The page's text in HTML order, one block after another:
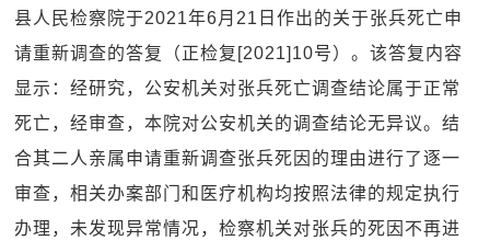
县人民检察院于2021年6月21日作出的关于张兵死亡申
请重新调查的答复（正检复[2021]10号）。该答复内容
显示：经研究，公安机关对张兵死亡调查结论属于正常
死亡，经审查，本院对公安机关的调查结论无异议。结
合其二人亲属申请重新调查张兵死因的理由进行了逐一
审查，相关办案部门和医疗机构均按照法律的规定执行
办理，未发现异常情况，检察机关对张兵的死因不再进